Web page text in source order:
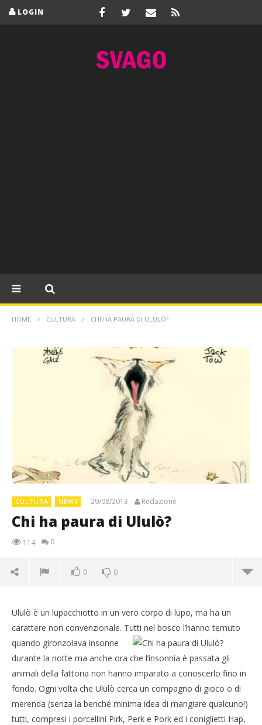
LOGIN
HOME CULTURA CHI HA PAURA DI ULULÒ?
CULTURA NEWS 29/08/2013 Redazione
Chi ha paura di Ululò?
114 0
0 0
Ululò è un lupacchiotto in un vero corpo di lupo, ma ha un
carattere non convenzionale. Tutti nel bosco l’hanno temuto
quando gironzolava insonne
durante la notte ma anche ora che l’insonnia è passata gli
animali della fattoria non hanno imparato a conoscerlo fino in
fondo. Ogni volta che Ululò cerca un compagno di gioco o di
merenda (senza la benché minima idea di mangiare qualcuno!)
tutti, compresi i porcellini Pirk, Perk e Pork ed i coniglietti Hap,